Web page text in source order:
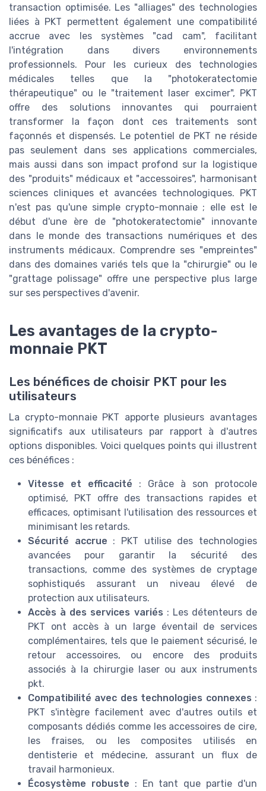
transaction optimisée. Les "alliages" des technologies
liées à PKT permettent également une compatibilité
accrue avec les systèmes "cad cam", facilitant
l'intégration dans divers environnements
professionnels. Pour les curieux des technologies
médicales telles que la "photokeratectomie
thérapeutique" ou le "traitement laser excimer", PKT
offre des solutions innovantes qui pourraient
transformer la façon dont ces traitements sont
façonnés et dispensés. Le potentiel de PKT ne réside
pas seulement dans ses applications commerciales,
mais aussi dans son impact profond sur la logistique
des "produits" médicaux et "accessoires", harmonisant
sciences cliniques et avancées technologiques. PKT
n'est pas qu'une simple crypto-monnaie ; elle est le
début d'une ère de "photokeratectomie" innovante
dans le monde des transactions numériques et des
instruments médicaux. Comprendre ses "empreintes"
dans des domaines variés tels que la "chirurgie" ou le
"grattage polissage" offre une perspective plus large
sur ses perspectives d'avenir.
Les avantages de la crypto-
monnaie PKT
Les bénéfices de choisir PKT pour les
utilisateurs
La crypto-monnaie PKT apporte plusieurs avantages
significatifs aux utilisateurs par rapport à d'autres
options disponibles. Voici quelques points qui illustrent
ces bénéfices :
Vitesse et efficacité : Grâce à son protocole
optimisé, PKT offre des transactions rapides et
efficaces, optimisant l'utilisation des ressources et
minimisant les retards.
Sécurité accrue : PKT utilise des technologies
avancées pour garantir la sécurité des
transactions, comme des systèmes de cryptage
sophistiqués assurant un niveau élevé de
protection aux utilisateurs.
Accès à des services variés : Les détenteurs de
PKT ont accès à un large éventail de services
complémentaires, tels que le paiement sécurisé, le
retour accessoires, ou encore des produits
associés à la chirurgie laser ou aux instruments
pkt.
Compatibilité avec des technologies connexes :
PKT s'intègre facilement avec d'autres outils et
composants dédiés comme les accessoires de cire,
les fraises, ou les composites utilisés en
dentisterie et médecine, assurant un flux de
travail harmonieux.
Écosystème robuste : En tant que partie d'un